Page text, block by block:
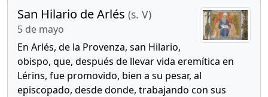
San Hilario de Arlés (s. V)
5 de mayo
En Arlés, de la Provenza, san Hilario,
obispo, que, después de llevar vida eremítica en
Lérins, fue promovido, bien a su pesar, al
episcopado, desde donde, trabajando con sus